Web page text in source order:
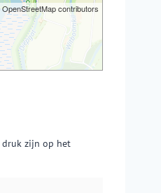
contributors
druk zijn op het